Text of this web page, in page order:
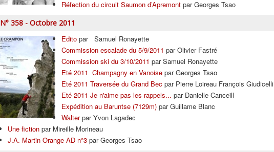
Réfection du circuit Saumon d’Apremont par Georges Tsao
N° 358 - Octobre 2011
Edito par Samuel Ronayette
Commission escalade du 5/9/2011 par Olivier Fastré
Commission ski du 3/10/2011 par Samuel Ronayette
Eté 2011 Champagny en Vanoise par Georges Tsao
Eté 2011 Traversée du Grand Bec par Pierre Loireau François Giudicelli
Eté 2011 Je n'aime pas les rappels... par Danielle Canceill
Expédition au Baruntse (7129m) par Guillame Blanc
Walterpar Yvon Lagadec
Une fiction par Mireille Morineau
J.A. Martin Orange AD n°3 par Georges Tsao